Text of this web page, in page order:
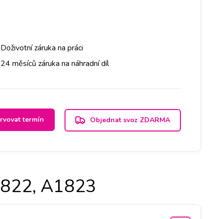
Doživotní záruka na práci
24 měsíců záruka na náhradní díl
termín Objednat svoz ZDARMA
A1823